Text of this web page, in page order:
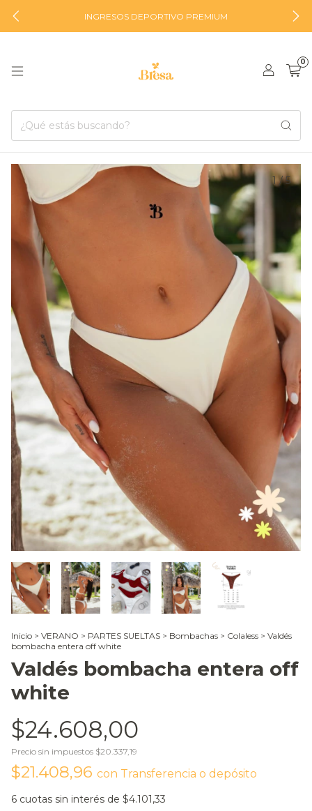
INGRESOS DEPORTIVO PREMIUM
0
1/5
Inicio > VERANO > PARTES SUELTAS > Bombachas > Colaless > Valdés
bombacha entera off white
Valdés bombacha entera off
white
$24.608,00
Precio sin impuestos $20.337,19
$21.408,96 con Transferencia o depósito
6 cuotas sin interés de $4.101,33